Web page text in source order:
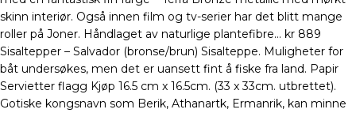
skinn interiør. Også innen film og tv-serier har det blitt mange
roller på Joner. Håndlaget av naturlige plantefibre… kr 889
Sisaltepper – Salvador (bronse/brun) Sisalteppe. Muligheter for
båt undersøkes, men det er uansett fint å fiske fra land. Papir
Servietter flagg Kjøp 16.5 cm x 16.5cm. (33 x 33cm. utbrettet).
Gotiske kongsnavn som Berik, Athanartk, Ermanrik, kan minne